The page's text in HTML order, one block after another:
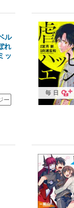
ル
れ
ッ
ー
毎日